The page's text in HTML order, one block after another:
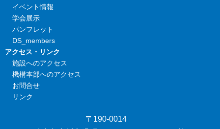
イベント情報
学会展示
パンフレット
DS_members
アクセス・リンク
施設へのアクセス
機構本部へのアクセス
お問合せ
リンク
〒190-0014